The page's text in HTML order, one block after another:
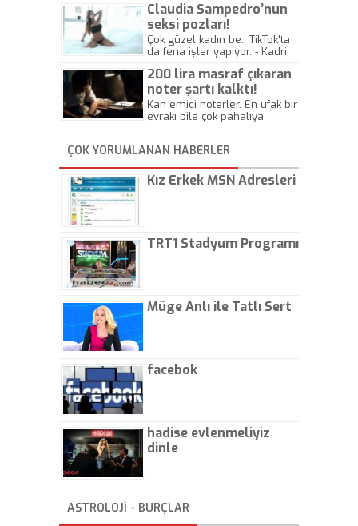
Claudia Sampedro’nun
seksi pozları!
Çok güzel kadın be.. TikTok'ta
da fena işler yapıyor. - Kadri
200 lira masraf çıkaran
noter şartı kalktı!
Kan emici noterler. En ufak bir
evrakı bile çok pahalıya
kaptırıyorsunuz. - Kayhan
Gezenti
ÇOK YORUMLANAN HABERLER
Kız Erkek MSN Adresleri
TRT1 Stadyum Programı
Müge Anlı ile Tatlı Sert
facebok
hadise evlenmeliyiz
dinle
ASTROLOJİ - BURÇLAR